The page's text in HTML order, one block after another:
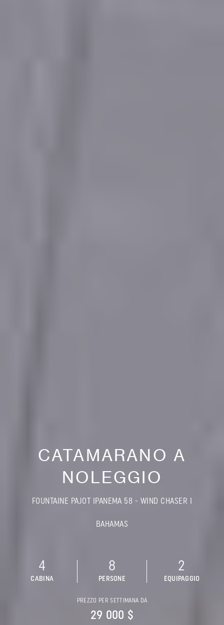
CATAMARANO A
NOLEGGIO
FOUNTAINE PAJOT IPANEMA 58 - WIND CHASER I
BAHAMAS
4
CABINA
8
PERSONE
2
EQUIPAGGIO
PREZZO PER SETTIMANA DA
29 000 $